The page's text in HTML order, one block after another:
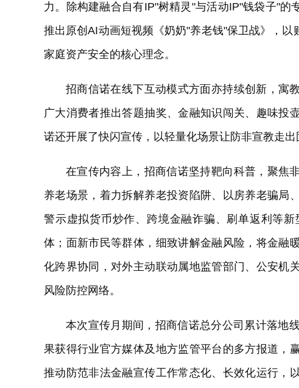
力。除构建融合自有IP"树精灵"与活动IP"钱袋子"的
推出原创AI动画短视频《奶奶"养老钱"保卫战》，
家庭资产安全的核心理念。
招商信诺在线下互动模式方面亦持续创新，寓
广大消费者推出答题抽奖、金融知识闯关、趣味投
诺还开展了快闪宣传，以轻量化场景让防非宣教走出
在宣传内容上，招商信诺坚持靶向科普，聚焦
养老场景，着力拆解养老投资陷阱、以房养老骗局
警示虚拟货币炒作、跨境金融诈骗、刷单返利等
体；面新市民等群体，细致讲解金融风险，将金融
化跨界协同，对外主动联动属地监管部门、公安机
风险防控网络。
本次宣传月期间，招商信诺总分公司累计落地
果获得行业官方媒体及地方监管平台的多方报道，
推动防范非法金融宣传工作常态化、长效化运行，